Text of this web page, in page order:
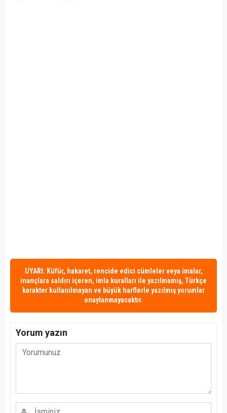
UYARI: Küfür, hakaret, rencide edici cümleler veya imalar,
inançlara saldırı içeren, imla kuralları ile yazılmamış, Türkçe
karakter kullanılmayan ve büyük harflerle yazılmış yorumlar
onaylanmayacaktır.
Yorum yazın